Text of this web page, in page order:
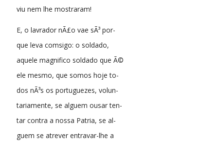
viu nem lhe mostraram!
E, o lavrador nÃ£o vae sÃ³ por-
que leva comsigo: o soldado,
aquele magnifico soldado que Ã©
ele mesmo, que somos hoje to-
dos nÃ³s os portuguezes, volun-
tariamente, se alguem ousar ten-
tar contra a nossa Patria, se al-
guem se atrever entravar-lhe a